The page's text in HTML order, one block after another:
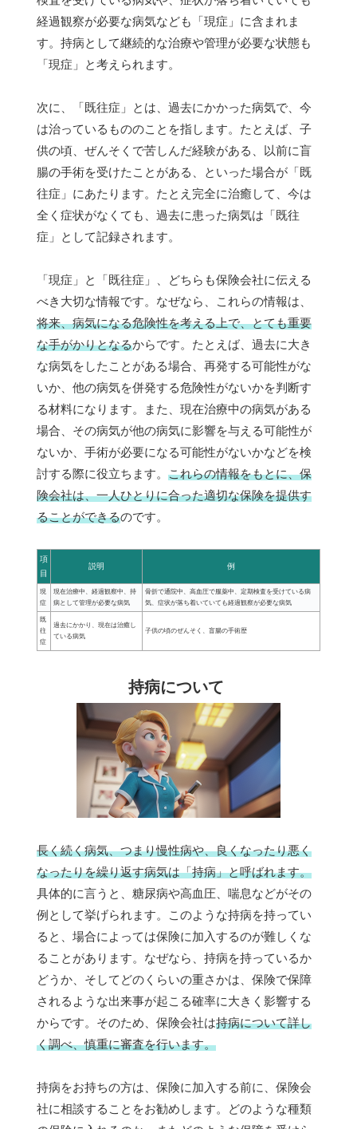
経過観察が必要な病気なども「現症」に含まれま
す。持病として継続的な治療や管理が必要な状態も
「現症」と考えられます。
次に、「既往症」とは、過去にかかった病気で、今
は治っているもののことを指します。たとえば、子
供の頃、ぜんそくで苦しんだ経験がある、以前に盲
腸の手術を受けたことがある、といった場合が「既
往症」にあたります。たとえ完全に治癒して、今は
全く症状がなくても、過去に患った病気は「既往
症」として記録されます。
「現症」と「既往症」、どちらも保険会社に伝える
べき大切な情報です。なぜなら、これらの情報は、
将来、病気になる危険性を考える上で、とても重要
な手がかりとなるからです。たとえば、過去に大き
な病気をしたことがある場合、再発する可能性がな
いか、他の病気を併発する危険性がないかを判断す
る材料になります。また、現在治療中の病気がある
場合、その病気が他の病気に影響を与える可能性が
ないか、手術が必要になる可能性がないかなどを検
討する際に役立ちます。 これらの情報をもとに、保
険会社は、一人ひとりに合った適切な保険を提供す
ることができるのです。
項
目
説明 例
現
症
現在治療中、経過観察中、持
病として管理が必要な病気
骨折で通院中、高血圧で服薬中、定期検査を受けている病
気、症状が落ち着いていても経過観察が必要な病気
既
往
症
過去にかかり、現在は治癒し
ている病気
子供の頃のぜんそく、盲腸の手術歴
持病について
長く続く病気、つまり慢性病や、良くなったり悪く
なったりを繰り返す病気は「持病」と呼ばれます。
具体的に言うと、糖尿病や高血圧、喘息などがその
例として挙げられます。このような持病を持ってい
ると、場合によっては保険に加入するのが難しくな
ることがあります。なぜなら、持病を持っているか
どうか、そしてどのくらいの重さかは、保険で保障
されるような出来事が起こる確率に大きく影響する
からです。そのため、保険会社は持病について詳し
く調べ、慎重に審査を行います。
持病をお持ちの方は、保険に加入する前に、保険会
社に相談することをお勧めします。どのような種類